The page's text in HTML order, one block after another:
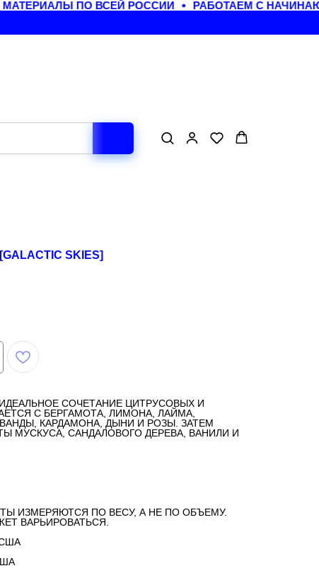
ПО ВСЕЙ РОССИИ РАБОТАЕМ С
SKIES]
СОЧЕТАНИЕ ЦИТРУСОВЫХ И
С БЕРГАМОТА, ЛИМОНА, ЛАЙМА,
КАРДАМОНА, ДЫНИ И РОЗЫ. ЗАТЕМ
МУСКУСА, САНДАЛОВОГО ДЕРЕВА, ВАНИЛИ И
ИЗМЕРЯЮТСЯ ПО ВЕСУ, А НЕ ПО ОБЪЕМУ.
ВАРЬИРОВАТЬСЯ.